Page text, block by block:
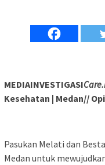
MEDIAINVESTIGASI
Kesehatan | Medan//
Pasukan Melati dan
Medan untuk